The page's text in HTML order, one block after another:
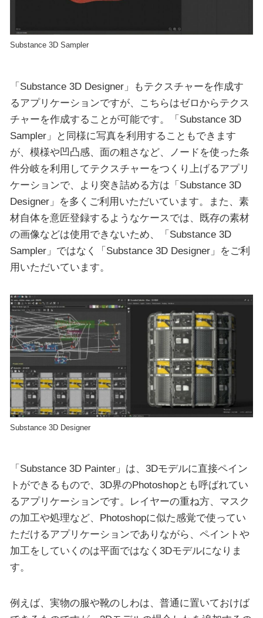
Substance 3D Sampler
「Substance 3D Designer」もテクスチャーを作成す
るアプリケーションですが、こちらはゼロからテクス
チャーを作成することが可能です。「Substance 3D
Sampler」と同様に写真を利用することもできます
が、模様や凹凸感、面の粗さなど、ノードを使った条
件分岐を利用してテクスチャーをつくり上げるアプリ
ケーションで、より突き詰める方は「Substance 3D
Designer」を多くご利用いただいています。また、素
材自体を意匠登録するようなケースでは、既存の素材
の画像などは使用できないため、「Substance 3D
Sampler」ではなく「Substance 3D Designer」をご利
用いただいています。
Substance 3D Designer
「Substance 3D Painter」は、3Dモデルに直接ペイン
トができるもので、3D界のPhotoshopとも呼ばれてい
るアプリケーションです。レイヤーの重ね方、マスク
の加工や処理など、Photoshopに似た感覚で使ってい
ただけるアプリケーションでありながら、ペイントや
加工をしていくのは平面ではなく3Dモデルになりま
す。
例えば、実物の服や靴のしわは、普通に置いておけば